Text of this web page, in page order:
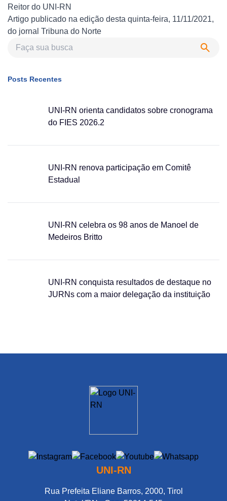
Reitor do UNI-RN
Artigo publicado na edição desta quinta-feira, 11/11/2021,
do jornal Tribuna do Norte
Posts Recentes
UNI-RN orienta candidatos sobre cronograma
do FIES 2026.2
UNI-RN renova participação em Comitê
Estadual
UNI-RN celebra os 98 anos de Manoel de
Medeiros Britto
UNI-RN conquista resultados de destaque no
JURNs com a maior delegação da instituição
UNI-RN
Rua Prefeita Eliane Barros, 2000, Tirol